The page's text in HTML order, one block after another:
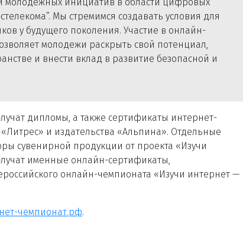
Мы стремимся создавать условия для
у будущего поколения. Участие в онлайн-
молодежи раскрыть свой потенциал,
и внести вклад в развитие безопасной и
дипломы, а также сертификаты интернет-
и издательства «Альпина». Отдельные
сувенирной продукции от проекта «Изучи
именные онлайн-сертификаты,
онлайн-чемпионата «Изучи интернет —
чемпионат.рф.